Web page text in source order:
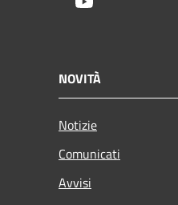
NOVITÀ
Notizie
Comunicati
Avvisi